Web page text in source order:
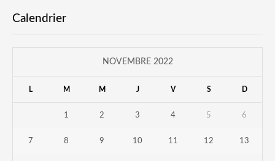
Calendrier
NOVEMBRE 2022
L M M J V S D
1 2 3 4 5 6
7 8 9 10 11 12 13